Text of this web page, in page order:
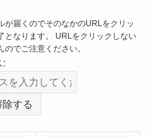
が届くのでそのなかのURLをクリッ
となります。 URLをクリックしない
のでご注意ください。
: